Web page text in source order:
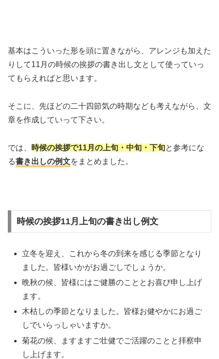
基本はこういった形を頭に置きながら、アレンジも加えた
りして11月の時候の挨拶の書き出し文として使っていっ
てもらえればと思います。
そこに、先ほどの二十四節気の時期なども考えながら、文
章を作成していって下さい。
では、 時候の挨拶で11月の上旬・中旬・下旬と参考にな
る書き出しの例文をまとめました。
時候の挨拶11月上旬の書き出し例文
立冬を迎え、これから冬の到来を感じる季節となり
ました。皆様いかがお過ごしでしょうか。
晩秋の候、皆様にはご健勝のこととお喜び申し上げ
ます。
木枯しの季節となりました。皆様お健やかにお過ご
しでいらっしゃいますか。
菊花の候、ますますご壮健でご活躍のことと拝察申
し上げます。